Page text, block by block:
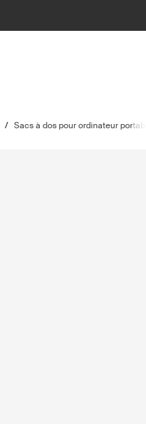
/ Sacs à dos pour ordinateur